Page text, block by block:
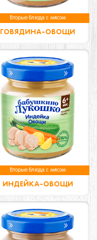
Вторые блюда с мясом
ГОВЯДИНА-ОВОЩИ
Вторые блюда с мясом
ИНДЕЙКА-ОВОЩИ